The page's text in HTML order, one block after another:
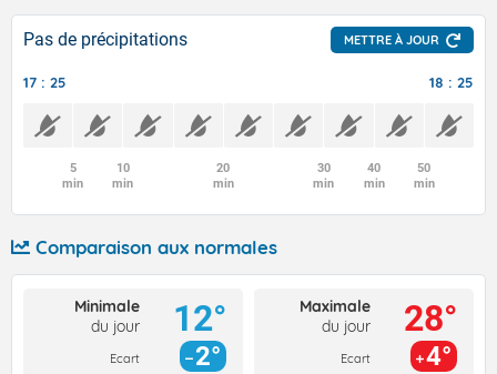
Pas de précipitations METTRE À JOUR
17 : 25 18 : 25
5
min
10
min
20
min
30
min
40
min
50
min
Comparaison aux normales
Minimale
du jour
Ecart
12°
2°
Maximale
du jour
Ecart
28°
4°